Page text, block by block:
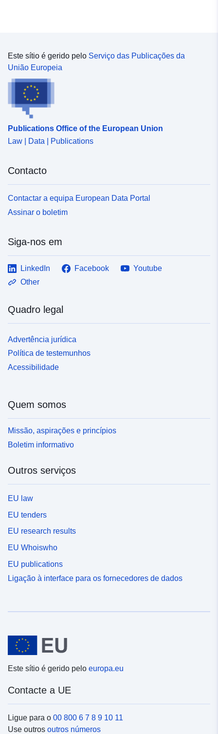
Este sítio é gerido pelo Serviço das Publicações da
União Europeia
Publications Office of the European Union
Law | Data | Publications
Contacto
Contactar a equipa European Data Portal
Assinar o boletim
Siga-nos em
LinkedIn Facebook
Youtube
Other
Quadro legal
Advertência jurídica
Política de testemunhos
Acessibilidade
Quem somos
Missão, aspirações e princípios
Boletim informativo
Outros serviços
EU law
EU tenders
EU research results
EU Whoiswho
EU publications
Ligação à interface para os fornecedores de dados
Este sítio é gerido pelo europa.eu
Contacte a UE
Ligue para o 00 800 6 7 8 9 10 11
Use outros outros números